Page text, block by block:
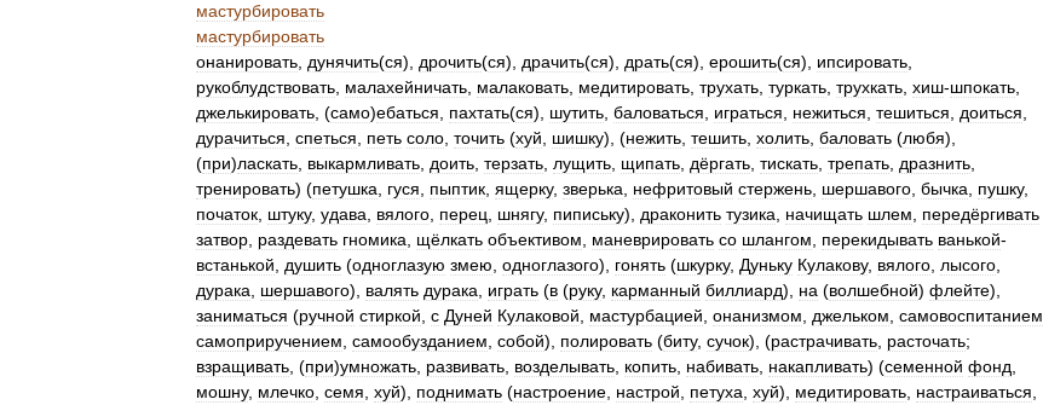
мастурбировать
мастурбировать
онанировать дунячить(ся), дрочить(ся), драчить(ся), драть(ся), ерошить(ся), ипсировать
рукоблудствовать малахейничать малаковать медитировать трухать туркать трухкать хиш-шпокать
джелькировать , (само)ебаться пахтать(ся), шутить баловаться играться нежиться тешиться доиться
дурачиться спеться петь соло точить (хуй шишку), (нежить тешить холить баловать (любя),
(при)ласкать выкармливать доить терзать лущить щипать дёргать тискать трепать дразнить
тренировать) (петушка гуся пыптик ящерку, зверька нефритовый стержень шершавого бычка пушку,
початок штуку, удава вялого перец шнягу, пипиську), драконить тузика начищать шлем
передёргивать
затвор раздевать гномика щёлкать объективом маневрировать со шлангом перекидывать ванькой-
встанькой
душить (одноглазую змею одноглазого), гонять (шкурку, Дуньку Кулакову, вялого лысого
дурака
шершавого), валять дурака играть (в (руку, карманный биллиард), на (волшебной) флейте),
заниматься (ручной стиркой с Дуней Кулаковой мастурбацией онанизмом джельком самовоспитанием
самоприручением самообузданием собой), полировать (биту, сучок), (растрачивать расточать;
взращивать , (при)умножать развивать возделывать копить набивать накапливать) (семенной фонд
мошну, млечко семя хуй), поднимать (настроение настрой петуха хуй), медитировать настраиваться